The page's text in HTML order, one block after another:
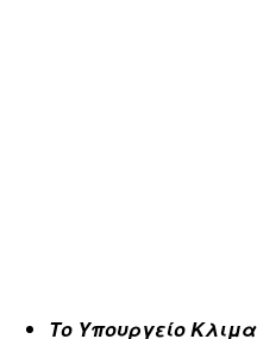
Το Υπουργείο